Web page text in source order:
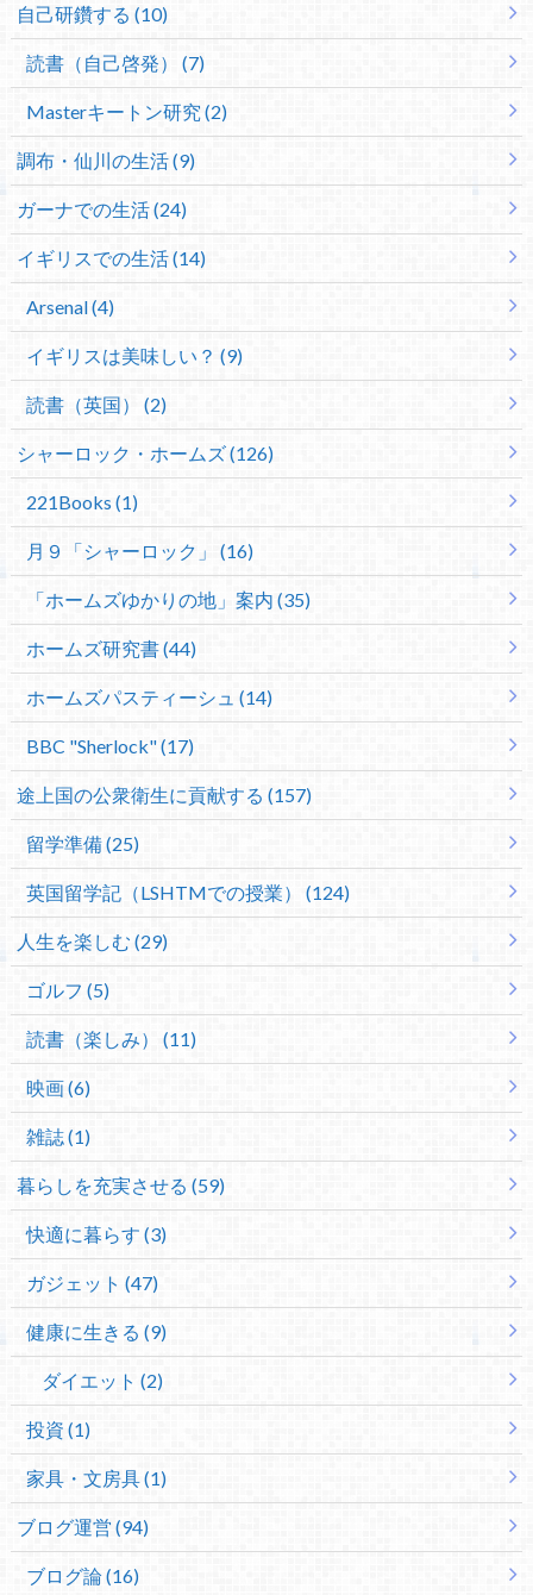
自己研鑽する (10)
読書（自己啓発） (7)
Masterキートン研究 (2)
調布・仙川の生活 (9)
ガーナでの生活 (24)
イギリスでの生活 (14)
Arsenal (4)
イギリスは美味しい？ (9)
読書（英国） (2)
シャーロック・ホームズ (126)
221Books (1)
月９「シャーロック」 (16)
「ホームズゆかりの地」案内 (35)
ホームズ研究書 (44)
ホームズパスティーシュ (14)
BBC "Sherlock" (17)
途上国の公衆衛生に貢献する (157)
留学準備 (25)
英国留学記（LSHTMでの授業） (124)
人生を楽しむ (29)
ゴルフ (5)
読書（楽しみ） (11)
映画 (6)
雑誌 (1)
暮らしを充実させる (59)
快適に暮らす (3)
ガジェット (47)
健康に生きる (9)
ダイエット (2)
投資 (1)
家具・文房具 (1)
ブログ運営 (94)
ブログ論 (16)